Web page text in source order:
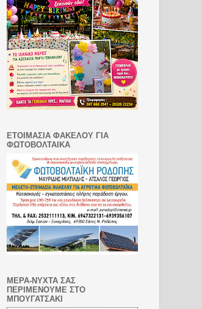
ΕΤΟΙΜΑΣΙΑ ΦΑΚΕΛΟΥ ΓΙΑ
ΦΩΤΟΒΟΛΤΑΙΚΑ
ΜΕΡΑ-ΝΥΧΤΑ ΣΑΣ
ΠΕΡΙΜΕΝΟΥΜΕ ΣΤΟ
ΜΠΟΥΓΑΤΣΑΚΙ